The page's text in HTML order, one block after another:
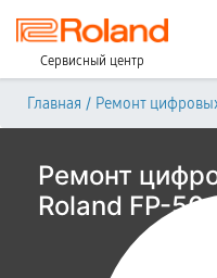
Сервисный центр
Главная / Ремонт
Ремонт
Roland FP-50